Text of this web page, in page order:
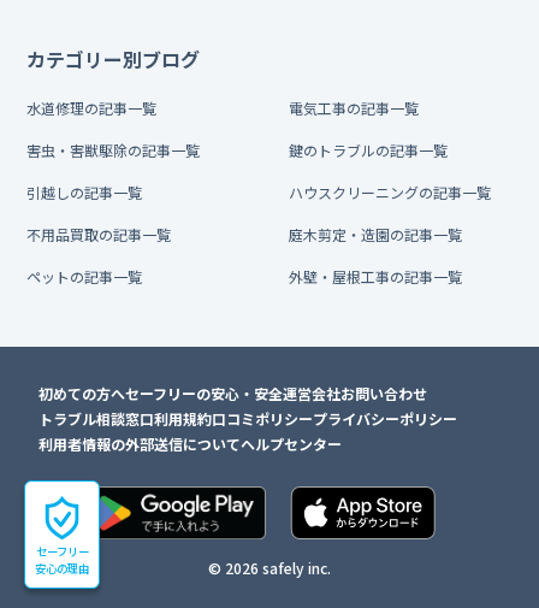
セーフリー
安心の理由
カテゴリー別ブログ
水道修理の記事一覧 電気工事の記事一覧
害虫・害獣駆除の記事一覧 鍵のトラブルの記事一覧
引越しの記事一覧 ハウスクリーニングの記事一覧
不用品買取の記事一覧 庭木剪定・造園の記事一覧
ペットの記事一覧 外壁・屋根工事の記事一覧
初めての方へセーフリーの安心・安全運営会社お問い合わせ
トラブル相談窓口利用規約口コミポリシープライバシーポリシー
利用者情報の外部送信についてヘルプセンター
© 2026 safely inc.